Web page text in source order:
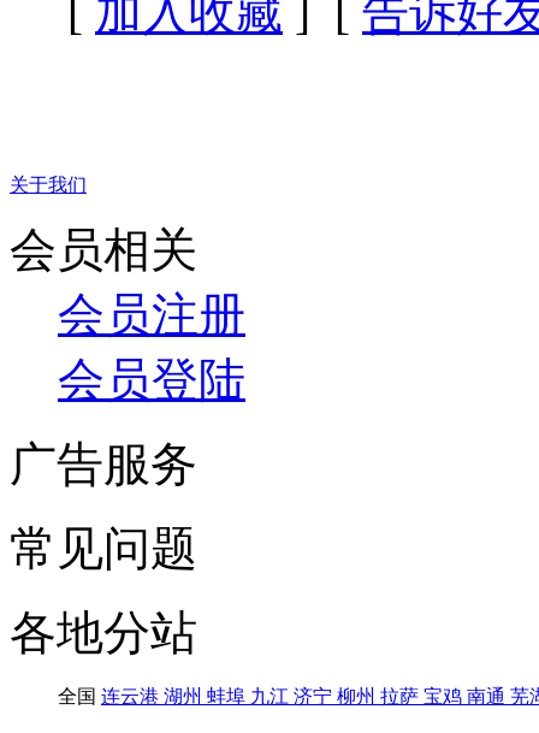
加入收藏 告诉好
关于我们
会员相关
会员注册
会员登陆
广告服务
常见问题
各地分站
全国 连云港 湖州 蚌埠 九江 济宁 柳州 拉萨 宝鸡 南通 芜